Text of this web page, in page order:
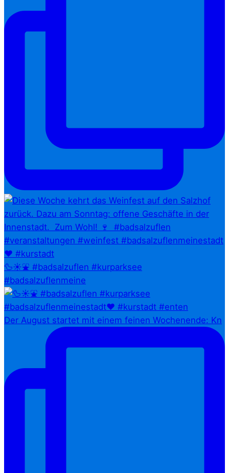
🦆☀️⛲ #badsalzuflen #kurparksee
#badsalzuflenmeine
Der August startet mit einem feinen Wochenende: Kn